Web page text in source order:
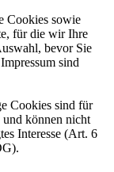
Cookies sowie
für die wir Ihre
bevor Sie
sind
Cookies sind für
können nicht
Interesse (Art. 6